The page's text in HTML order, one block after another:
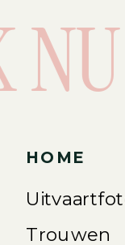
HOME
Trouwen